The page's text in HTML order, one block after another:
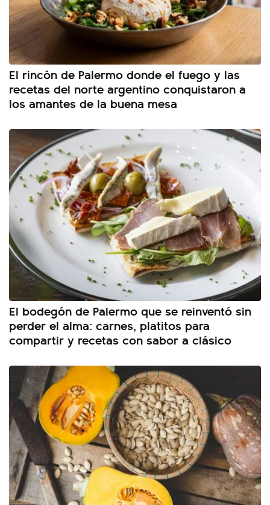
El rincón de Palermo donde el fuego y las
recetas del norte argentino conquistaron a
los amantes de la buena mesa
El bodegón de Palermo que se reinventó sin
perder el alma: carnes, platitos para
compartir y recetas con sabor a clásico